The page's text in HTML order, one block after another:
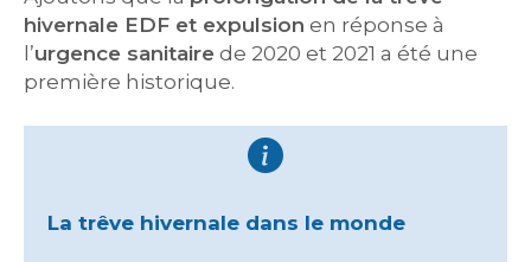
hivernale EDF et expulsion en réponse à
l’urgence sanitaire de 2020 et 2021 a été une
première historique.
La trêve hivernale dans le monde